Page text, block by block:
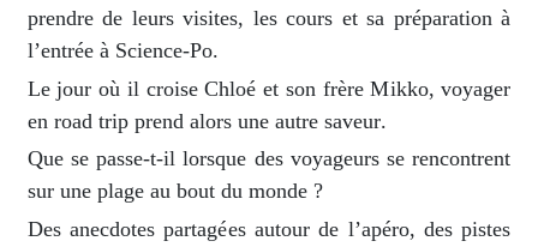
prendre de leurs visites, les cours et sa préparation à
l’entrée à Science-Po.
Le jour où il croise Chloé et son frère Mikko, voyager
en road trip prend alors une autre saveur.
Que se passe-t-il lorsque des voyageurs se rencontrent
sur une plage au bout du monde ?
Des anecdotes partagées autour de l’apéro, des pistes